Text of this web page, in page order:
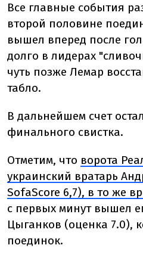
Все главные события
второй половине
вышел вперед после
долго в лидерах
чуть позже Лемар
табло.
В дальнейшем счет
финального свистка.
Отметим, что ворота
украинский вратарь
SofaScore 6,7), в то же
с первых минут вышел
Цыганков (оценка 7.0),
поединок.